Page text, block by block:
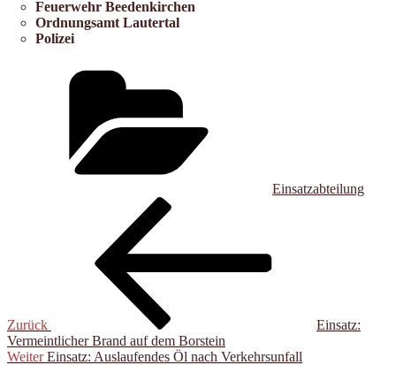
Feuerwehr Beedenkirchen
Ordnungsamt Lautertal
Polizei
Einsatzabteilung
Beitragsnavigation
Zurück
Einsatz:
Vermeintlicher Brand auf dem Borstein
Nächster
Weiter Einsatz: Auslaufendes Öl nach Verkehrsunfall